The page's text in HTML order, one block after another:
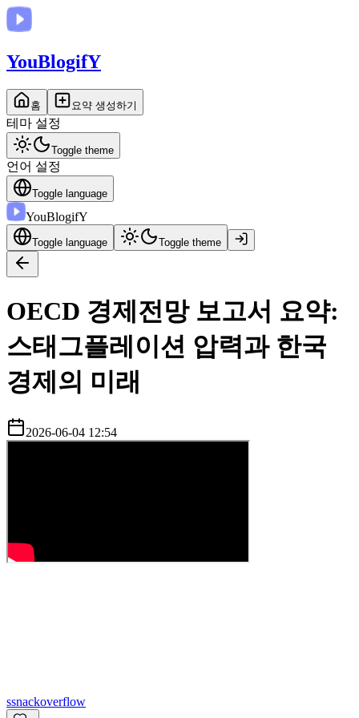
YouBlogifY
홈 요약 생성하기
테마 설정
Toggle theme
언어 설정
Toggle language
YouBlogifY
Toggle language Toggle theme
OECD 경제전망 보고서 요약:
스태그플레이션 압력과 한국
경제의 미래
2026-06-04 12:54
ssnackoverflow